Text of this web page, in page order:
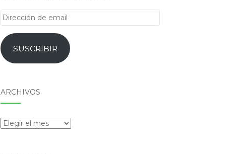
Dirección
emailSUSCRIBIR
ARCHIVOS
Archivos